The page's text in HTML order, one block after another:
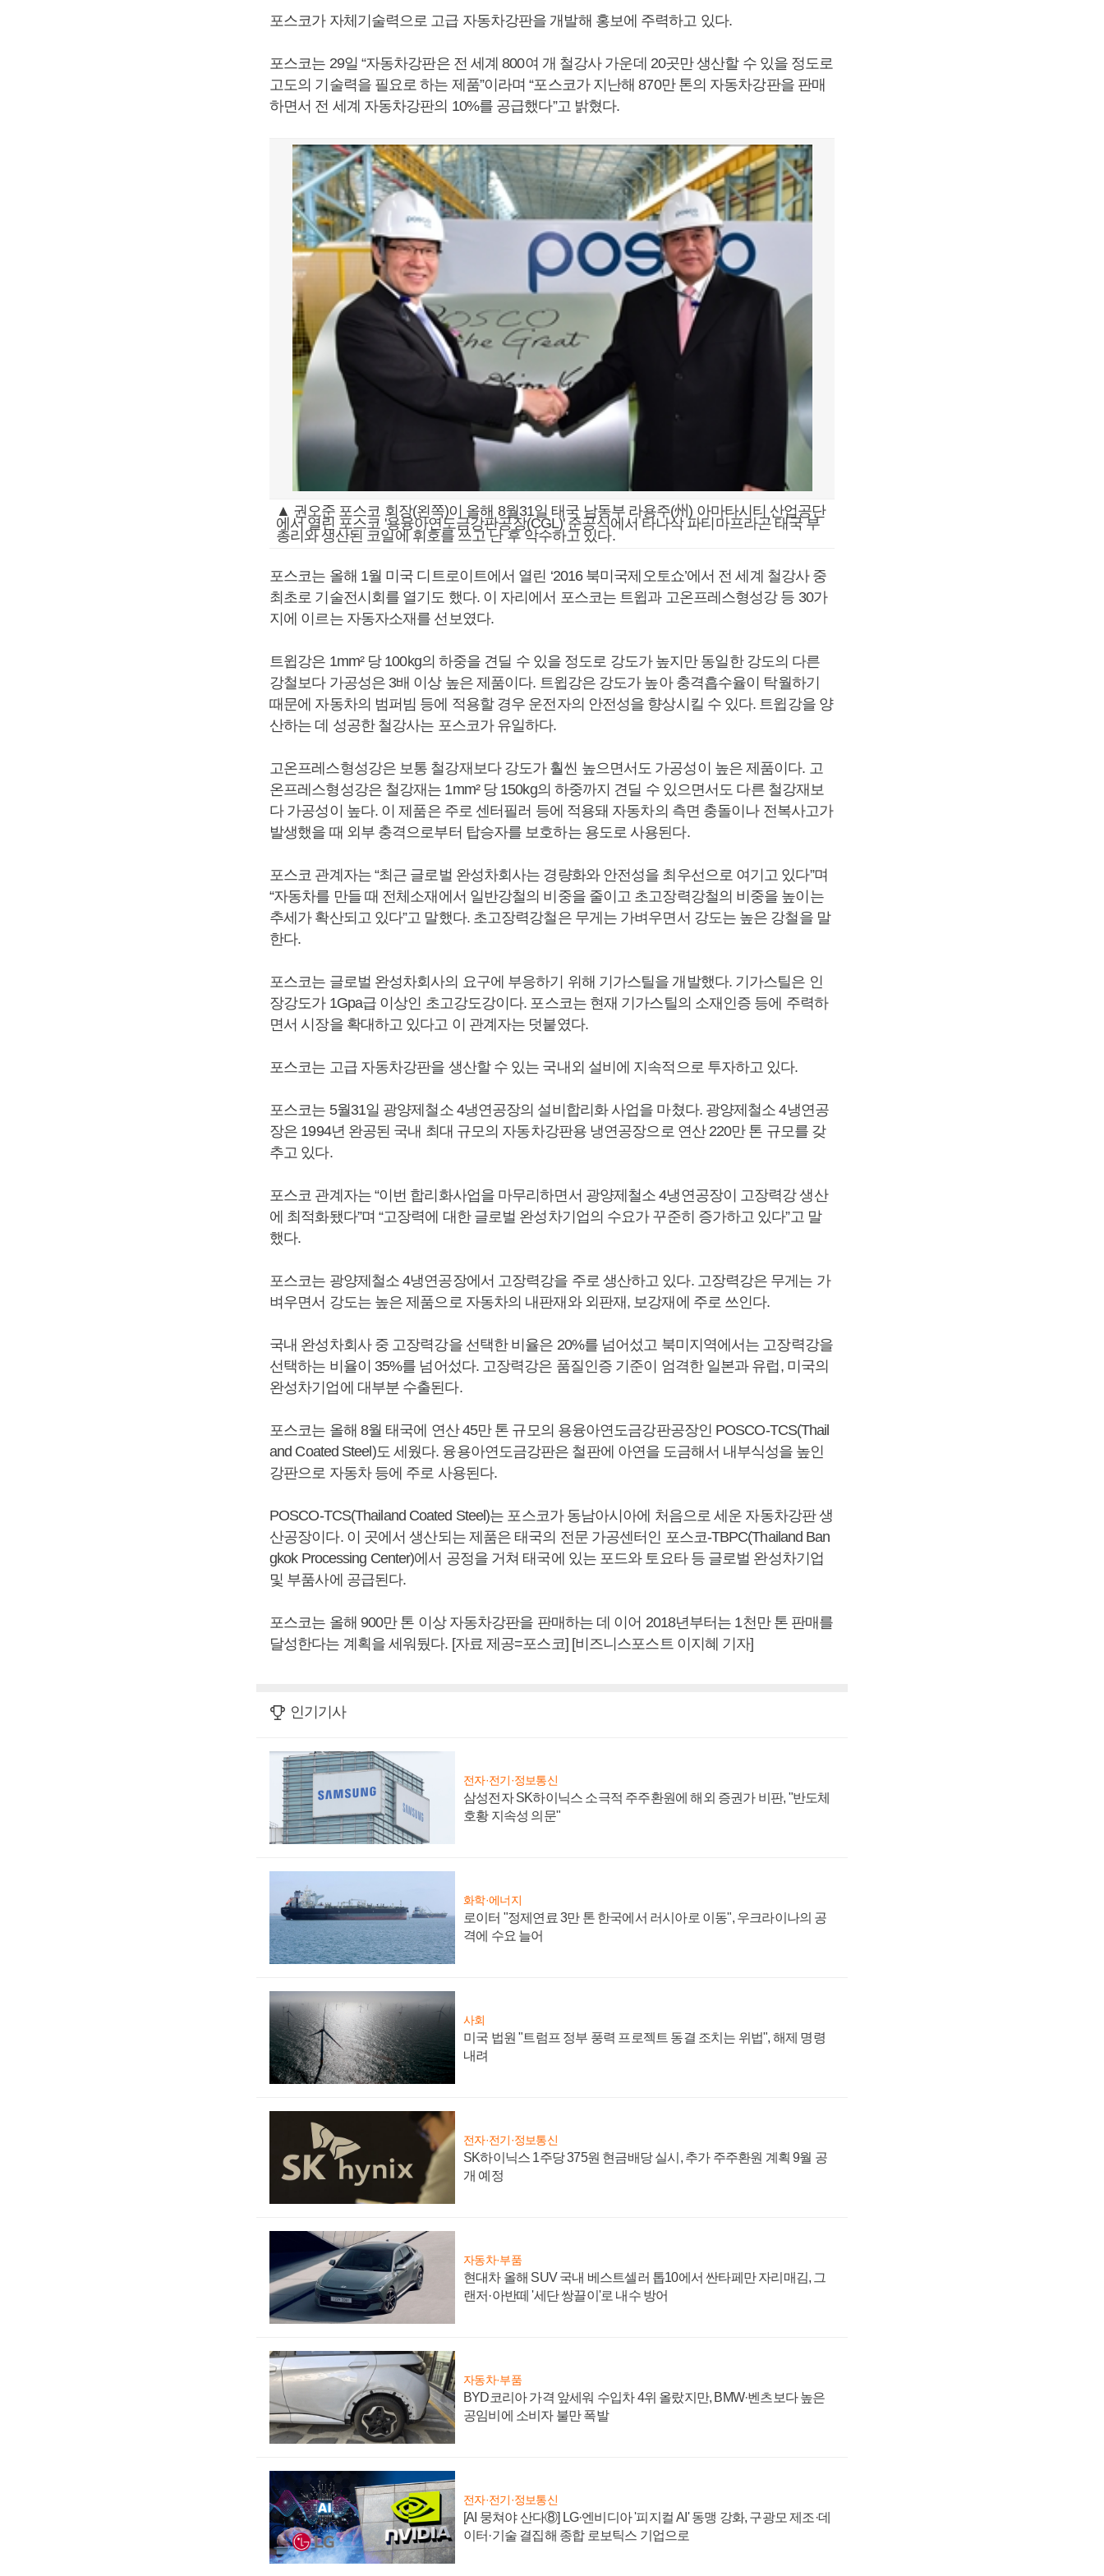
포스코가 자체기술력으로 고급 자동차강판을 개발해 홍보에 주력하고 있다.
포스코는 29일 “자동차강판은 전 세계 800여 개 철강사 가운데 20곳만 생산할 수 있을 정도로
고도의 기술력을 필요로 하는 제품”이라며 “포스코가 지난해 870만 톤의 자동차강판을 판매
하면서 전 세계 자동차강판의 10%를 공급했다”고 밝혔다.
▲ 권오준 포스코 회장(왼쪽)이 올해 8월31일 태국 남동부 라용주(州) 아마타시티 산업공단
에서 열린 포스코 '용융아연도금강판공장(CGL)' 준공식에서 타나삭 파티마프라곤 태국 부
총리와 생산된 코일에 휘호를 쓰고 난 후 악수하고 있다.
포스코는 올해 1월 미국 디트로이트에서 열린 ‘2016 북미국제오토쇼’에서 전 세계 철강사 중
최초로 기술전시회를 열기도 했다. 이 자리에서 포스코는 트윕과 고온프레스형성강 등 30가
지에 이르는 자동자소재를 선보였다.
트윕강은 1mm² 당 100kg의 하중을 견딜 수 있을 정도로 강도가 높지만 동일한 강도의 다른
강철보다 가공성은 3배 이상 높은 제품이다. 트윕강은 강도가 높아 충격흡수율이 탁월하기
때문에 자동차의 범퍼빔 등에 적용할 경우 운전자의 안전성을 향상시킬 수 있다. 트윕강을 양
산하는 데 성공한 철강사는 포스코가 유일하다.
고온프레스형성강은 보통 철강재보다 강도가 훨씬 높으면서도 가공성이 높은 제품이다. 고
온프레스형성강은 철강재는 1mm² 당 150kg의 하중까지 견딜 수 있으면서도 다른 철강재보
다 가공성이 높다. 이 제품은 주로 센터필러 등에 적용돼 자동차의 측면 충돌이나 전복사고가
발생했을 때 외부 충격으로부터 탑승자를 보호하는 용도로 사용된다.
포스코 관계자는 “최근 글로벌 완성차회사는 경량화와 안전성을 최우선으로 여기고 있다”며
“자동차를 만들 때 전체소재에서 일반강철의 비중을 줄이고 초고장력강철의 비중을 높이는
추세가 확산되고 있다”고 말했다. 초고장력강철은 무게는 가벼우면서 강도는 높은 강철을 말
한다.
포스코는 글로벌 완성차회사의 요구에 부응하기 위해 기가스틸을 개발했다. 기가스틸은 인
장강도가 1Gpa급 이상인 초고강도강이다. 포스코는 현재 기가스틸의 소재인증 등에 주력하
면서 시장을 확대하고 있다고 이 관계자는 덧붙였다.
포스코는 고급 자동차강판을 생산할 수 있는 국내외 설비에 지속적으로 투자하고 있다.
포스코는 5월31일 광양제철소 4냉연공장의 설비합리화 사업을 마쳤다. 광양제철소 4냉연공
장은 1994년 완공된 국내 최대 규모의 자동차강판용 냉연공장으로 연산 220만 톤 규모를 갖
추고 있다.
포스코 관계자는 “이번 합리화사업을 마무리하면서 광양제철소 4냉연공장이 고장력강 생산
에 최적화됐다”며 “고장력에 대한 글로벌 완성차기업의 수요가 꾸준히 증가하고 있다”고 말
했다.
포스코는 광양제철소 4냉연공장에서 고장력강을 주로 생산하고 있다. 고장력강은 무게는 가
벼우면서 강도는 높은 제품으로 자동차의 내판재와 외판재, 보강재에 주로 쓰인다.
국내 완성차회사 중 고장력강을 선택한 비율은 20%를 넘어섰고 북미지역에서는 고장력강을
선택하는 비율이 35%를 넘어섰다. 고장력강은 품질인증 기준이 엄격한 일본과 유럽, 미국의
완성차기업에 대부분 수출된다.
포스코는 올해 8월 태국에 연산 45만 톤 규모의 용융아연도금강판공장인 POSCO-TCS(Thail
and Coated Steel)도 세웠다. 융용아연도금강판은 철판에 아연을 도금해서 내부식성을 높인
강판으로 자동차 등에 주로 사용된다.
POSCO-TCS(Thailand Coated Steel)는 포스코가 동남아시아에 처음으로 세운 자동차강판 생
산공장이다. 이 곳에서 생산되는 제품은 태국의 전문 가공센터인 포스코-TBPC(Thailand Ban
gkok Processing Center)에서 공정을 거쳐 태국에 있는 포드와 토요타 등 글로벌 완성차기업
및 부품사에 공급된다.
포스코는 올해 900만 톤 이상 자동차강판을 판매하는 데 이어 2018년부터는 1천만 톤 판매를
달성한다는 계획을 세워뒀다. [자료 제공=포스코] [비즈니스포스트 이지혜 기자]
인기기사
전자·전기·정보통신
삼성전자 SK하이닉스 소극적 주주환원에 해외 증권가 비판, "반도체
호황 지속성 의문"
화학·에너지
로이터 "정제연료 3만 톤 한국에서 러시아로 이동", 우크라이나의 공
격에 수요 늘어
사회
미국 법원 "트럼프 정부 풍력 프로젝트 동결 조치는 위법", 해제 명령
내려
전자·전기·정보통신
SK하이닉스 1주당 375원 현금배당 실시, 추가 주주환원 계획 9월 공
개 예정
자동차·부품
현대차 올해 SUV 국내 베스트셀러 톱10에서 싼타페만 자리매김, 그
랜저·아반떼 '세단 쌍끌이'로 내수 방어
자동차·부품
BYD코리아 가격 앞세워 수입차 4위 올랐지만, BMW·벤츠보다 높은
공임비에 소비자 불만 폭발
전자·전기·정보통신
[AI 뭉쳐야 산다⑧] LG·엔비디아 '피지컬 AI' 동맹 강화, 구광모 제조·데
이터·기술 결집해 종합 로보틱스 기업으로